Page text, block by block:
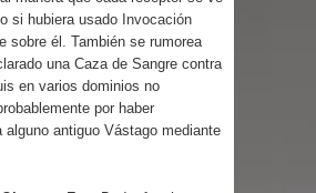
si hubiera usado Invocación
sobre él. También se rumorea
una Caza de Sangre contra
en varios dominios no
por haber
alguno antiguo Vástago mediante